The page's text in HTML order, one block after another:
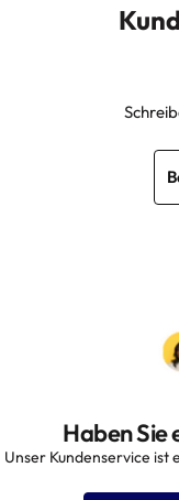
Haben Sie
Unser Kundenservice